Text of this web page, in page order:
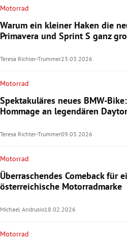
Motorrad
Warum ein kleiner Haken die
Primavera und Sprint S ganz
Teresa Richter-Trummer23.03.2026
Motorrad
Spektakuläres neues BMW-Bike:
Hommage an legendären
Teresa Richter-Trummer09.03.2026
Motorrad
Überraschendes Comeback für
österreichische Motorradmarke
Michael Andrusio18.02.2026
Motorrad